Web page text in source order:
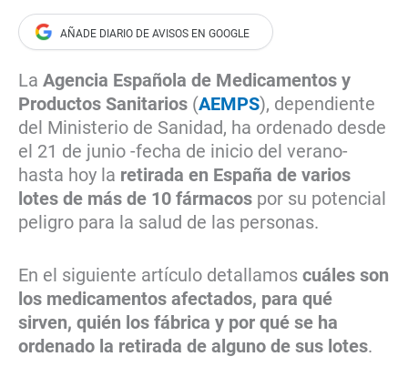
La Agencia Española de Medicamentos y
Productos Sanitarios (AEMPS), dependiente
del Ministerio de Sanidad, ha ordenado desde
el 21 de junio -fecha de inicio del verano-
hasta hoy la retirada en España de varios
lotes de más de 10 fármacos por su potencial
peligro para la salud de las personas.
En el siguiente artículo detallamos cuáles son
los medicamentos afectados, para qué
sirven, quién los fábrica y por qué se ha
ordenado la retirada de alguno de sus lotes.